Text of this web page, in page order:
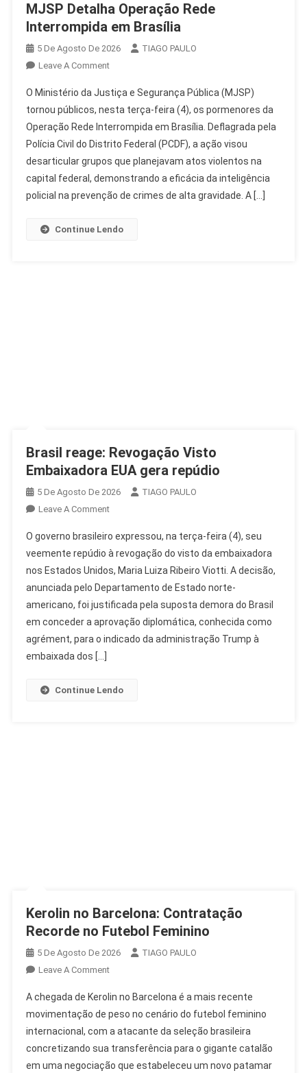
MJSP Detalha Operação Rede
Interrompida em Brasília
5 De Agosto De 2026
TIAGO PAULO
Leave A CommentOn
Detalha
Operação
Rede
Interrompida
Em
Brasília
O Ministério da Justiça e Segurança Pública (MJSP)
tornou públicos, nesta terça-feira (4), os pormenores da
Operação Rede Interrompida em Brasília. Deflagrada pela
Polícia Civil do Distrito Federal (PCDF), a ação visou
desarticular grupos que planejavam atos violentos na
capital federal, demonstrando a eficácia da inteligência
policial na prevenção de crimes de alta gravidade. A […]
Continue Lendo
Brasil reage: Revogação Visto
Embaixadora EUA gera repúdio
5 De Agosto De 2026
TIAGO PAULO
Leave A CommentOn
Reage:
Revogação
Visto
Embaixadora
EUA
Gera
Repúdio
O governo brasileiro expressou, na terça-feira (4), seu
veemente repúdio à revogação do visto da embaixadora
nos Estados Unidos, Maria Luiza Ribeiro Viotti. A decisão,
anunciada pelo Departamento de Estado norte-
americano, foi justificada pela suposta demora do Brasil
em conceder a aprovação diplomática, conhecida como
agrément, para o indicado da administração Trump à
embaixada dos […]
Continue Lendo
Kerolin no Barcelona: Contratação
Recorde no Futebol Feminino
5 De Agosto De 2026
TIAGO PAULO
Leave A CommentOn
No
Barcelona:
Contratação
Recorde
No
A chegada de Kerolin no Barcelona é a mais recente
movimentação de peso no cenário do futebol feminino
internacional, com a atacante da seleção brasileira
concretizando sua transferência para o gigante catalão
em uma negociação que estabeleceu um novo patamar